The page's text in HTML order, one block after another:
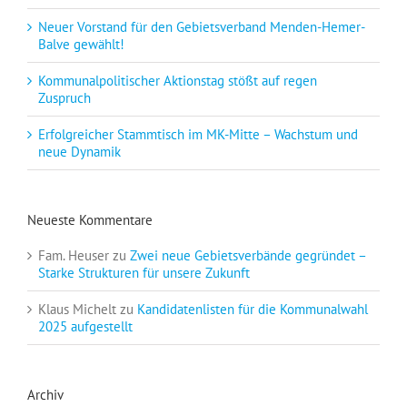
Neuer Vorstand für den Gebietsverband Menden-Hemer-
Balve gewählt!
Kommunalpolitischer Aktionstag stößt auf regen
Zuspruch
Erfolgreicher Stammtisch im MK-Mitte – Wachstum und
neue Dynamik
Neueste Kommentare
Fam. Heuser zu Zwei neue Gebietsverbände gegründet –
Starke Strukturen für unsere Zukunft
Klaus Michelt zu Kandidatenlisten für die Kommunalwahl
2025 aufgestellt
Archiv